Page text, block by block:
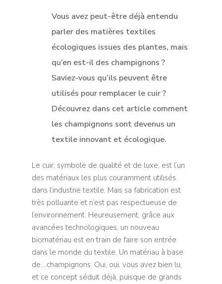
Vous avez peut-être déjà entendu
parler des matières textiles
écologiques issues des plantes, mais
qu’en est-il des champignons ?
Saviez-vous qu’ils peuvent être
utilisés pour remplacer le cuir ?
Découvrez dans cet article comment
les champignons sont devenus un
textile innovant et écologique.
Le cuir, symbole de qualité et de luxe, est l’un
des matériaux les plus couramment utilisés
dans l’industrie textile. Mais sa fabrication est
très polluante et n’est pas respectueuse de
l’environnement. Heureusement, grâce aux
avancées technologiques, un nouveau
biomatériau est en train de faire son entrée
dans le monde du textile. Un matériau à base
de….champignons. Oui, oui, vous avez bien lu,
et ce concept séduit déjà, puisque de grands